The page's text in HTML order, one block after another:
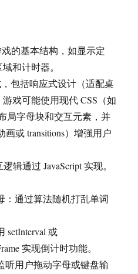
的基本结构，如显示定
和计时器。
包括响应式设计（适配桌
戏可能使用现代 CSS（如
局字母块和交互元素，并
画或 transitions）增强用户
辑通过 JavaScript 实现。
：通过算法随机打乱单词
setInterval 或
实现倒计时功能。
听用户拖动字母或键盘输